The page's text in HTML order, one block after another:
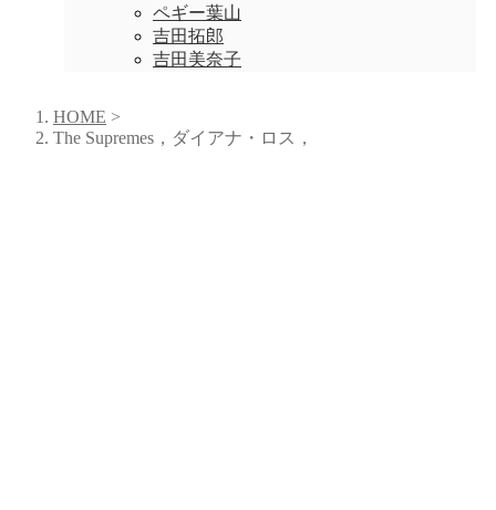
ペギー葉山
吉田拓郎
吉田美奈子
HOME >
The Supremes，ダイアナ・ロス，